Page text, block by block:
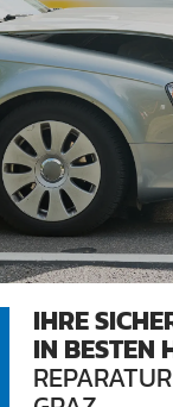
IHRE
IN BESTEN